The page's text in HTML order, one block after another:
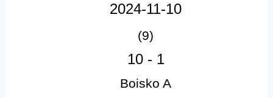
2024-11-10
(9)
10- 1
Boisko A